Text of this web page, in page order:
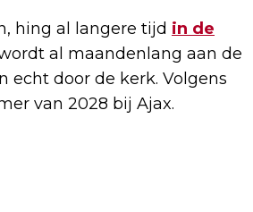
hing al langere tijd in de
al maandenlang aan de
door de kerk. Volgens
van 2028 bij Ajax.